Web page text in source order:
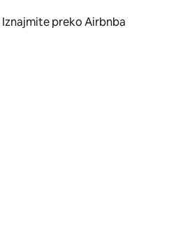
Iznajmite preko Airbnba